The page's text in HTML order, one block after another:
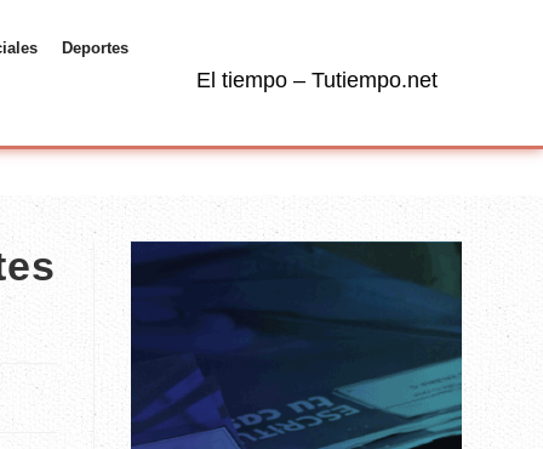
Deportes
El tiempo – Tutiempo.net